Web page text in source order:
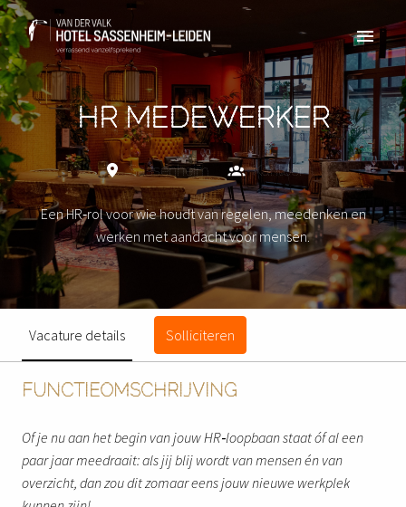
Overslaan
naar
contentHomepagina
HR MEDEWERKER
Sassenheim Kantoor
Een HR‑rol voor wie houdt van regelen, meedenken en
werken met aandacht voor mensen.
Vacature details Solliciteren
FUNCTIEOMSCHRIJVING
Of je nu aan het begin van jouw HR‑loopbaan staat óf al een
paar jaar meedraait: als jij blij wordt van mensen én van
overzicht, dan zou dit zomaar eens jouw nieuwe werkplek